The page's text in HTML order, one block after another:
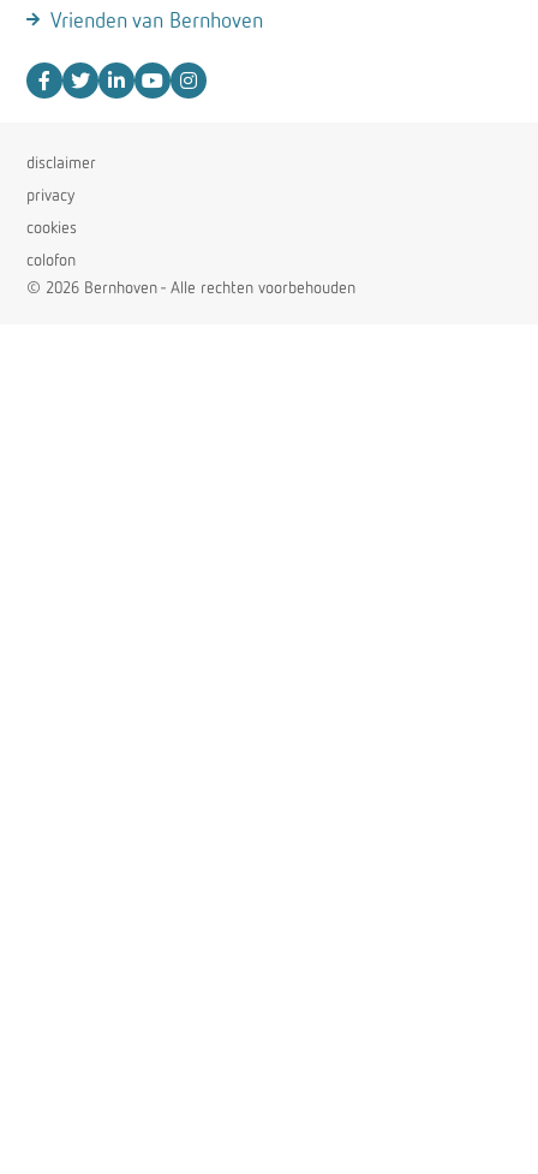
Vrienden van Bernhoven
disclaimer
privacy
cookies
colofon
© 2026 Bernhoven - Alle rechten voorbehouden